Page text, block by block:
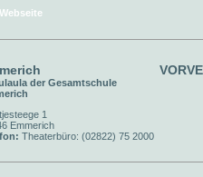
der Gesamtschule
1
Emmerich
Theaterbüro: (02822) 75 2000